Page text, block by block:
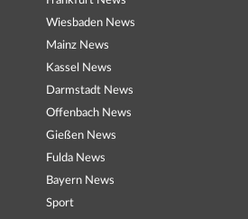
Wiesbaden News
Mainz News
Kassel News
Darmstadt News
Offenbach News
Gießen News
Fulda News
Bayern News
Sport